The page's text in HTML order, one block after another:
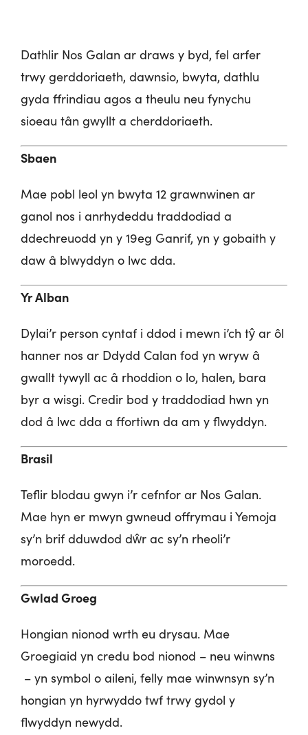
Dathlir Nos Galan ar draws y byd, fel arfer
trwy gerddoriaeth, dawnsio, bwyta, dathlu
gyda ffrindiau agos a theulu neu fynychu
sioeau tân gwyllt a cherddoriaeth.
Sbaen
Mae pobl leol yn bwyta 12 grawnwinen ar
ganol nos i anrhydeddu traddodiad a
ddechreuodd yn y 19eg Ganrif, yn y gobaith y
daw â blwyddyn o lwc dda.
Yr Alban
Dylai’r person cyntaf i ddod i mewn i’ch tŷ ar ôl
hanner nos ar Ddydd Calan fod yn wryw â
gwallt tywyll ac â rhoddion o lo, halen, bara
byr a wisgi. Credir bod y traddodiad hwn yn
dod â lwc dda a ffortiwn da am y flwyddyn.
Brasil
Teflir blodau gwyn i’r cefnfor ar Nos Galan.
Mae hyn er mwyn gwneud offrymau i Yemoja
sy’n brif dduwdod dŵr ac sy’n rheoli’r
moroedd.
Gwlad Groeg
Hongian nionod wrth eu drysau. Mae
Groegiaid yn credu bod nionod – neu winwns
– yn symbol o aileni, felly mae winwnsyn sy’n
hongian yn hyrwyddo twf trwy gydol y
flwyddyn newydd.